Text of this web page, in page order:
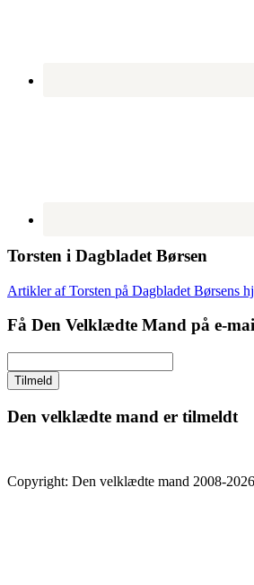
Torsten i Dagbladet Børsen
Artikler af Torsten på Dagbladet Børsens
Få Den Velklædte Mand på e-
Den velklædte mand er tilmeldt
Copyright: Den velklædte mand 2008-2026